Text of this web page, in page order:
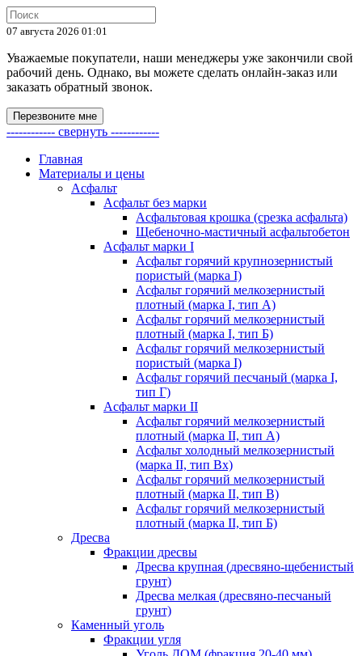
07 августа 2026 01:01
Уважаемые покупатели, наши менеджеры уже закончили свой
рабочий день. Однако, вы можете сделать онлайн-заказ или
заказать обратный звонок.
Перезвоните мне
------------ свернуть ------------
Главная
Материалы и цены
Асфальт
Асфальт без марки
Асфальтовая крошка (срезка асфальта)
Щебеночно-мастичный асфальтобетон
Асфальт марки I
Асфальт горячий крупнозернистый
пористый (марка I)
Асфальт горячий мелкозернистый
плотный (марка I, тип А)
Асфальт горячий мелкозернистый
плотный (марка I, тип Б)
Асфальт горячий мелкозернистый
пористый (марка I)
Асфальт горячий песчаный (марка I,
тип Г)
Асфальт марки II
Асфальт горячий мелкозернистый
плотный (марка II, тип А)
Асфальт холодный мелкозернистый
(марка II, тип Вх)
Асфальт горячий мелкозернистый
плотный (марка II, тип В)
Асфальт горячий мелкозернистый
плотный (марка II, тип Б)
Дресва
Фракции дресвы
Дресва крупная (дресвяно-щебенистый
грунт)
Дресва мелкая (дресвяно-песчаный
грунт)
Каменный уголь
Фракции угля